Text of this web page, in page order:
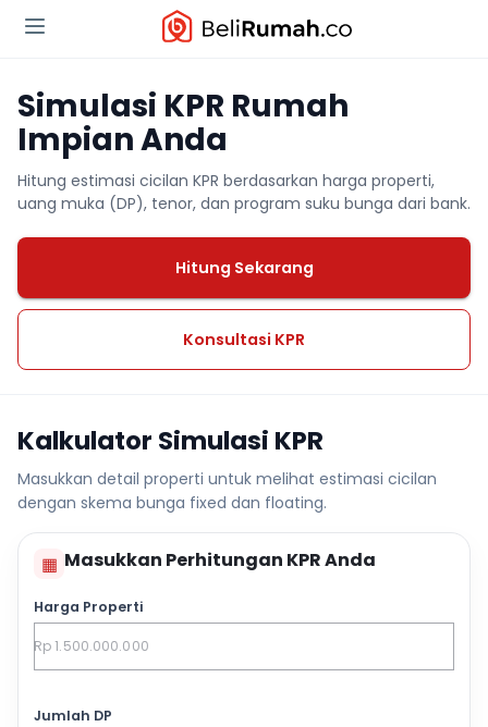
Simulasi KPR Rumah
Impian Anda
Hitung estimasi cicilan KPR berdasarkan harga properti,
uang muka (DP), tenor, dan program suku bunga dari bank.
Hitung Sekarang
Konsultasi KPR
Kalkulator Simulasi KPR
Masukkan detail properti untuk melihat estimasi cicilan
dengan skema bunga fixed dan floating.
▦ Masukkan Perhitungan KPR Anda
Harga Properti
Jumlah DP